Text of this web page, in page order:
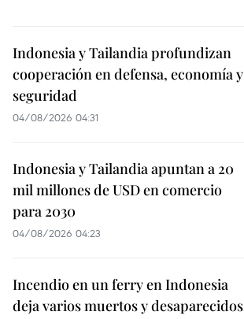
Indonesia y Tailandia profundizan
cooperación en defensa, economía y
seguridad
04/08/2026 04:31
Indonesia y Tailandia apuntan a 20
mil millones de USD en comercio
para 2030
04/08/2026 04:23
Incendio en un ferry en Indonesia
deja varios muertos y desaparecidos